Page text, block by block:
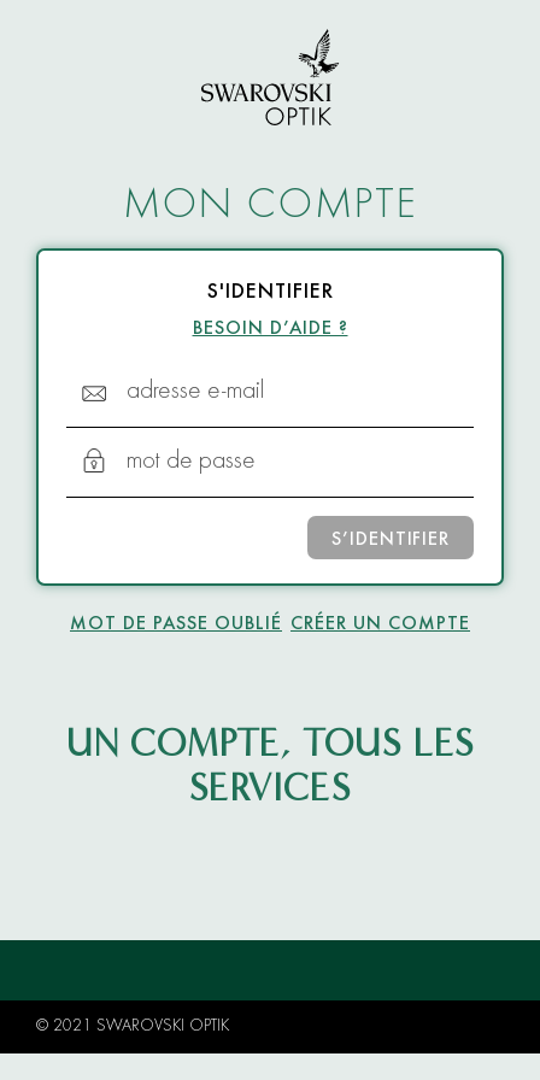
MON COMPTE
S'IDENTIFIER
BESOIN D’AIDE ?
adresse e-mail
mot de passe
S’IDENTIFIER
MOT DE PASSE OUBLIÉ CRÉER UN COMPTE
UN COMPTE, TOUS LES
SERVICES
© 2021 SWAROVSKI OPTIK